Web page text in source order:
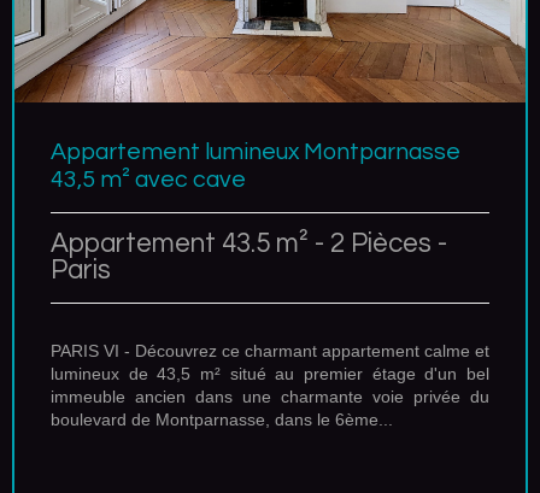
Appartement lumineux Montparnasse
43,5 m² avec cave
Appartement 43.5 m² - 2 Pièces -
Paris
PARIS VI - Découvrez ce charmant appartement calme et
lumineux de 43,5 m² situé au premier étage d'un bel
immeuble ancien dans une charmante voie privée du
boulevard de Montparnasse, dans le 6ème...